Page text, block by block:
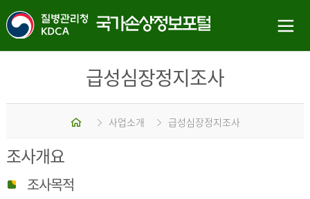
급성심장정지조사
홈 사업소개 급성심장정지조사
조사개요
조사목적